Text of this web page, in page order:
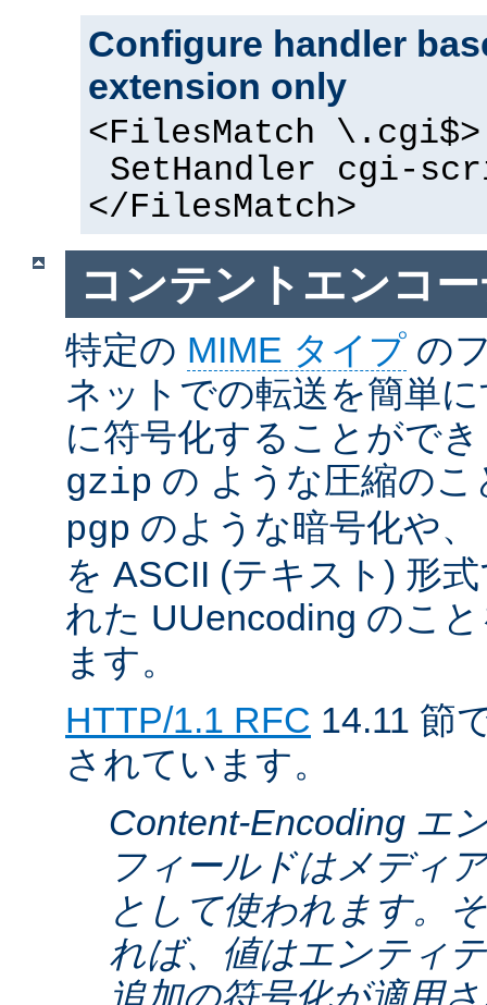
Configure handler
extension only
<FilesMatch \.cgi$>
SetHandler cgi-
</FilesMatch>
コンテントエンコ
特定の MIME タイプ の
ネットでの転送を簡単
に符号化することがで
gzip の ような圧縮の
pgp のような暗号化や
を ASCII (テキスト) 形
れた UUencoding のこ
ます。
HTTP/1.1 RFC 14.11 節
されています。
Content-Encoding エ
フィールドはメディ
として使われます。
れば、値はエンティ
追加の符号化が適用